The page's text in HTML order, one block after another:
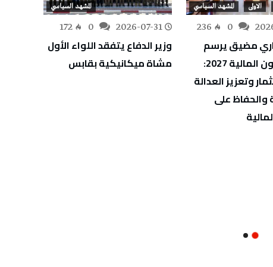
الاولى المشهد السياسي
236
مضيق يرسم
ملامح قانون المالية 2027:
وتعزيز العدالة
والحفاظ على
المشهد السياسي
2026-07-31
172
وزير الدفاع يتفقد اللواء الأول
مشاة ميكانيكية بقابس